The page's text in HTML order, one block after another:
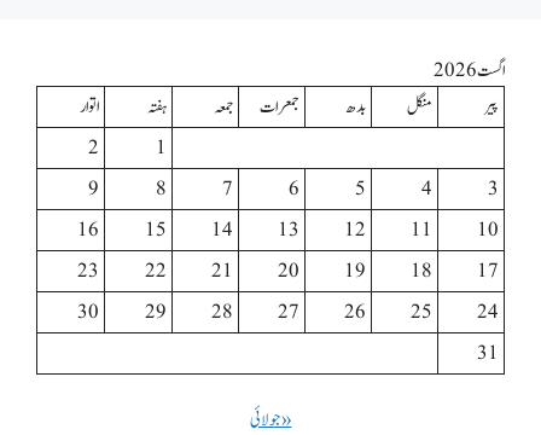
اگست 2026
پیر
منگل بدھ جمعرات جمعہ ہفتہ
اتوار
1
2
3
4
5
6
7
8
9
10
11
12
13
14
15
16
17
18
19
20
21
22
23
24
25
26
27
28
29
30
31
« جولائی